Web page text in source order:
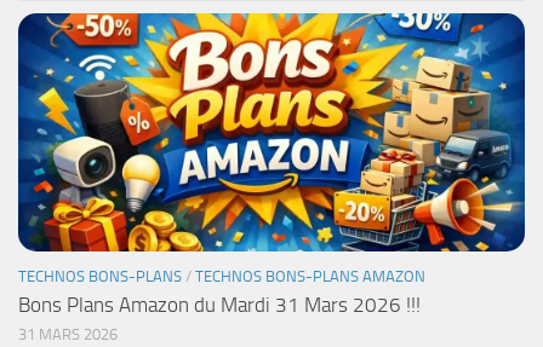
TECHNOS BONS-PLANS / TECHNOS BONS-PLANS AMAZON
Bons Plans Amazon du Mardi 31 Mars 2026 !!!
31 MARS 2026